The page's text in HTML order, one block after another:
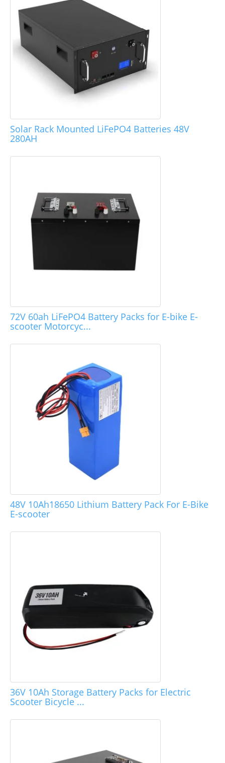
Solar Rack Mounted LiFePO4 Batteries 48V
280AH
72V 60ah LiFePO4 Battery Packs for E-bike E-
scooter Motorcyc...
48V 10Ah18650 Lithium Battery Pack For E-Bike
E-scooter
36V 10Ah Storage Battery Packs for Electric
Scooter Bicycle ...